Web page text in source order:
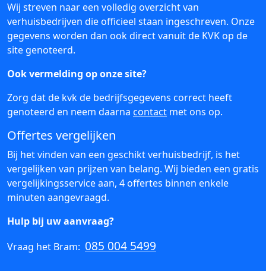
Wij streven naar een volledig overzicht van
verhuisbedrijven die officieel staan ingeschreven. Onze
gegevens worden dan ook direct vanuit de KVK op de
site genoteerd.
Ook vermelding op onze site?
Zorg dat de kvk de bedrijfsgegevens correct heeft
genoteerd en neem daarna contact met ons op.
Offertes vergelijken
Bij het vinden van een geschikt verhuisbedrijf, is het
vergelijken van prijzen van belang. Wij bieden een gratis
vergelijkingsservice aan, 4 offertes binnen enkele
minuten aangevraagd.
Hulp bij uw aanvraag?
Vraag het Bram: 085 004 5499